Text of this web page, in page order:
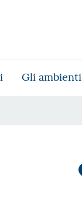
Gli ambienti